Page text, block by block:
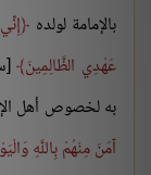
بالإمامة لولده
عَهْدِي الظَّالِمِينَ
به لخصوص أهل
آمَنَ مِنْهُمْ بِاللَّهِ